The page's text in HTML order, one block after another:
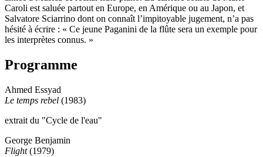
Caroli est saluée partout en Europe, en Amérique ou au Japon, et
Salvatore Sciarrino dont on connaît l’impitoyable jugement, n’a pas
hésité à écrire : « Ce jeune Paganini de la flûte sera un exemple pour
les interprètes connus. »
Programme
Ahmed Essyad
Le temps rebel (1983)
extrait du "Cycle de l'eau"
George Benjamin
Flight(1979)